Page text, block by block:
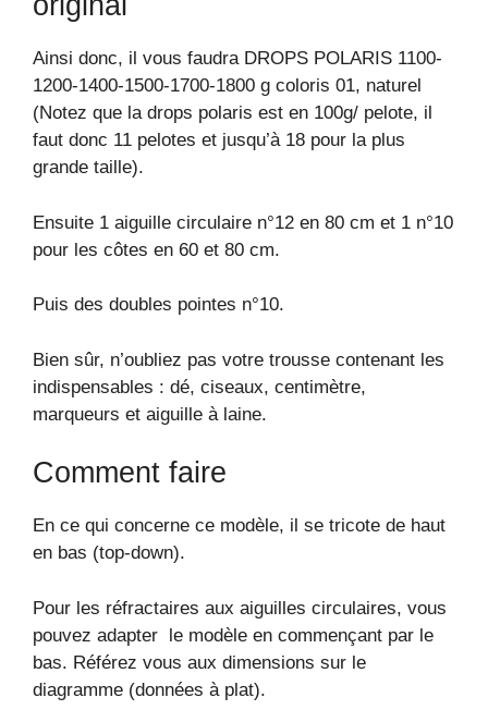
Ainsi donc, il vous faudra DROPS POLARIS 1100-
1200-1400-1500-1700-1800 g coloris 01, naturel
(Notez que la drops polaris est en 100g/ pelote, il
faut donc 11 pelotes et jusqu’à 18 pour la plus
grande taille).
Ensuite 1 aiguille circulaire n°12 en 80 cm et 1 n°10
pour les côtes en 60 et 80 cm.
Puis des doubles pointes n°10.
Bien sûr, n’oubliez pas votre trousse contenant les
indispensables : dé, ciseaux, centimètre,
marqueurs et aiguille à laine.
Comment faire
En ce qui concerne ce modèle, il se tricote de haut
en bas (top-down).
Pour les réfractaires aux aiguilles circulaires, vous
pouvez adapter le modèle en commençant par le
bas. Référez vous aux dimensions sur le
diagramme (données à plat).